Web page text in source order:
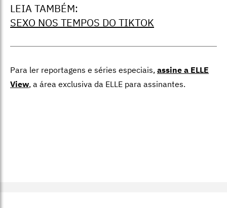
LEIA TAMBÉM:
SEXO NOS TEMPOS DO TIKTOK
Para ler reportagens e séries especiais, assine a ELLE
View, a área exclusiva da ELLE para assinantes.